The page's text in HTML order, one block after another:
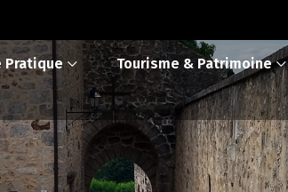
Pratique Tourisme & Patrimoine